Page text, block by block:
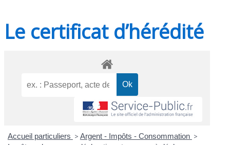
Le certificat d’hérédité
Accueil particuliers > Argent - Impôts - Consommation >